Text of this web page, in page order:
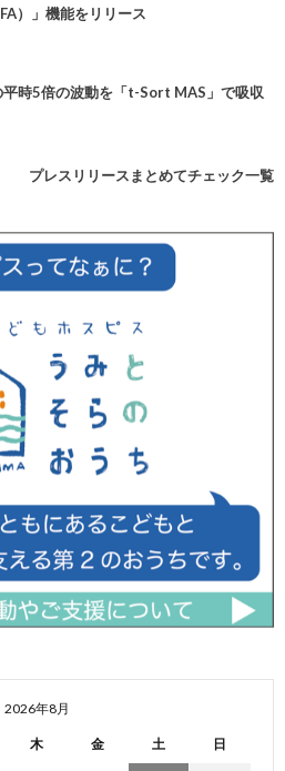
）」機能をリリース
時5倍の波動を「t-Sort MAS」で吸収
プレスリリースまとめてチェック一覧
2026年8月
木 金 土 日